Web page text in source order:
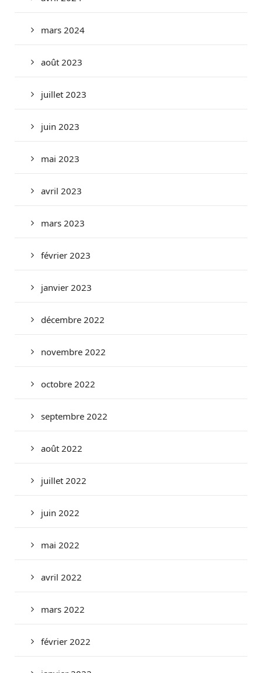
mars 2024
août 2023
juillet 2023
juin 2023
mai 2023
avril 2023
mars 2023
février 2023
janvier 2023
décembre 2022
novembre 2022
octobre 2022
septembre 2022
août 2022
juillet 2022
juin 2022
mai 2022
avril 2022
mars 2022
février 2022